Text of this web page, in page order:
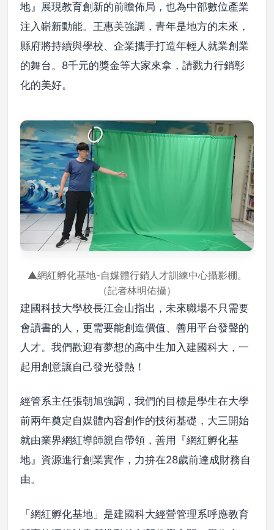
地』展現教育創新的前瞻佈局，也為中部數位產業
注入嶄新動能。王惠美強調，青年是地方的未來，
縣府將持續與學校、企業攜手打造年輕人就業創業
的舞台。8千元的獎金等大家來拿，請戮力行銷彰
化的美好。
▲網紅孵化基地-自媒體行銷人才訓練中心攝影棚。
（記者林明佑攝）
建國科技大學校長江金山指出，未來職場不只需要
會讀書的人，更需要能創造價值、善用平台發聲的
人才。我們歡迎有夢想的高中生加入建國科大，一
起用創意讓自己發光發熱！
經管系主任張朝旭強調，我們的目標是學生在大學
前兩年奠定自媒體內容創作的技術基礎，大三開始
就由業界網紅導師親自帶領，善用『網紅孵化基
地』資源進行創業實作，力拚在28歲前達成財務自
由。
「網紅孵化基地」是建國科大經營管理系呼應教育